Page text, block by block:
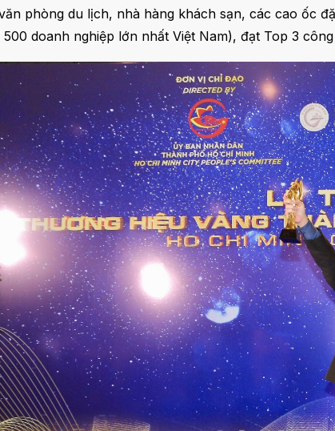
phòng du lịch, nhà hàng khách sạn, các cao ốc
doanh nghiệp lớn nhất Việt Nam), đạt Top 3